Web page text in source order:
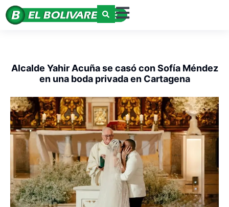
Alcalde Yahir Acuña se casó con Sofía Méndez
en una boda privada en Cartagena